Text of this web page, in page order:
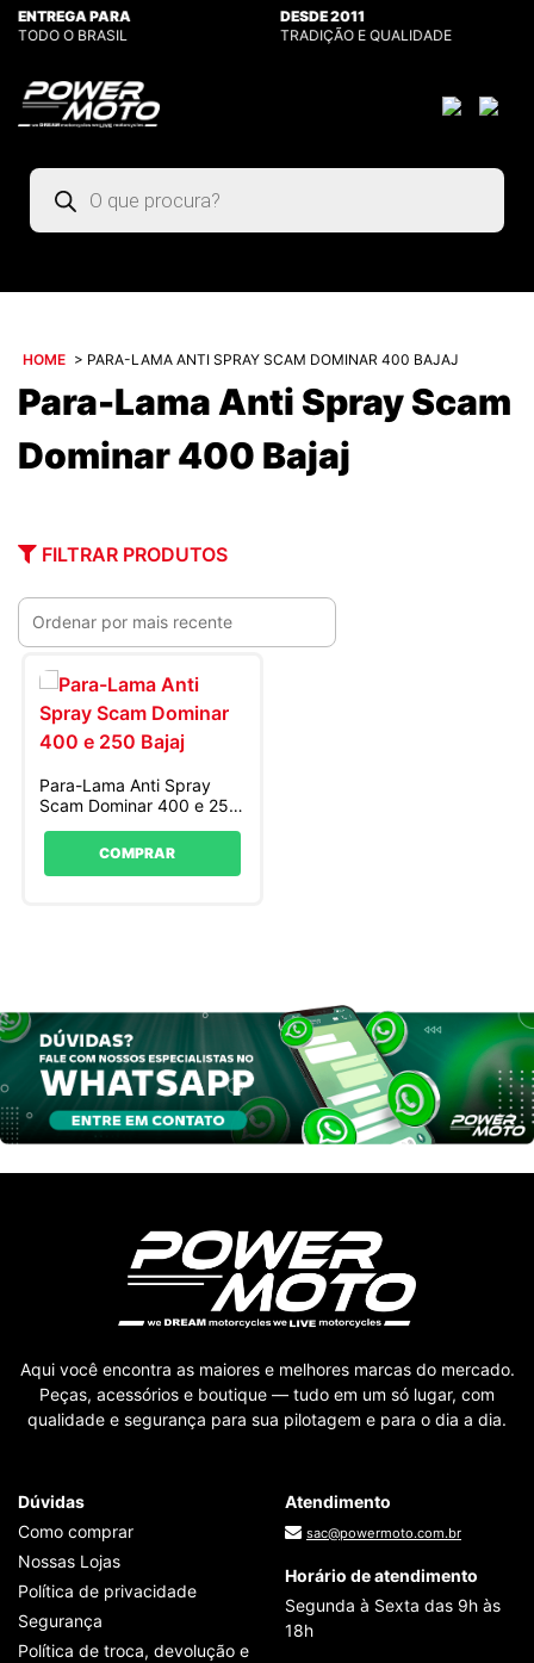
ENTREGA PARA
TODO O BRASIL
DESDE 2011
TRADIÇÃO E QUALIDADE
Pesquisar
produtos
HOME > PARA-LAMA ANTI SPRAY SCAM DOMINAR 400 BAJAJ
Para-Lama Anti Spray Scam
Dominar 400 Bajaj
FILTRAR PRODUTOS
Para-Lama Anti Spray
Scam Dominar 400 e 250
COMPRAR
Aqui você encontra as maiores e melhores marcas do mercado.
Peças, acessórios e boutique — tudo em um só lugar, com
qualidade e segurança para sua pilotagem e para o dia a dia.
Dúvidas
Como comprar
Nossas Lojas
Política de privacidade
Segurança
Política de troca, devolução e
Atendimento
sac@powermoto.com.br
Horário de atendimento
Segunda à Sexta das 9h às
18h